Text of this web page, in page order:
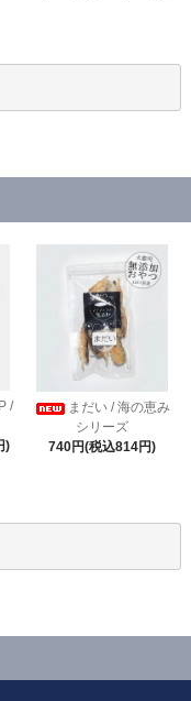
/
)
まだい / 海の恵み
シリーズ
740円(税込814円)